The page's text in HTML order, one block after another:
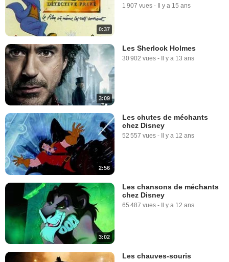
0:37
1 907 vues - Il y a 15 ans
3:09
Les Sherlock Holmes
30 902 vues - Il y a 13 ans
2:56
Les chutes de méchants
chez Disney
52 557 vues - Il y a 12 ans
3:02
Les chansons de méchants
chez Disney
65 487 vues - Il y a 12 ans
Les chauves-souris